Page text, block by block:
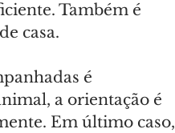
Também é
casa.
é
a orientação é
Em último caso,